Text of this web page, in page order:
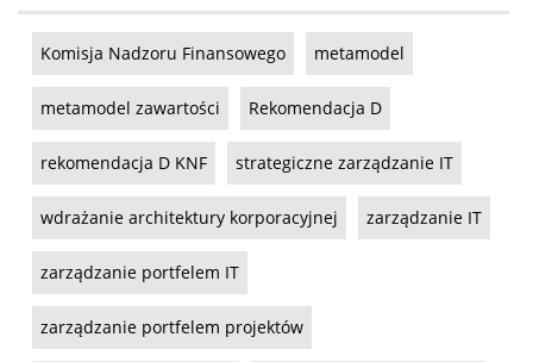
Komisja Nadzoru Finansowego metamodel
metamodel zawartości Rekomendacja D
rekomendacja D KNF strategiczne zarządzanie IT
wdrażanie architektury korporacyjnej zarządzanie IT
zarządzanie portfelem IT
zarządzanie portfelem projektów